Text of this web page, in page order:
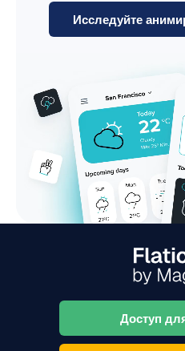
Исследуйте
Доступ